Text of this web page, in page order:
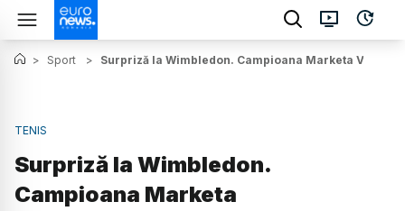
> Sport > Surpriză la Wimbledon. Campioana Marketa
TENIS
Surpriză la Wimbledon.
Campioana Marketa